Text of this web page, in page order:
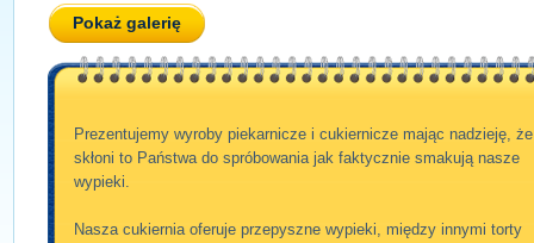
Pokaż galerię
Prezentujemy wyroby piekarnicze i cukiernicze mając nadzieję, że
skłoni to Państwa do spróbowania jak faktycznie smakują nasze
wypieki.
Nasza cukiernia oferuje przepyszne wypieki, między innymi torty